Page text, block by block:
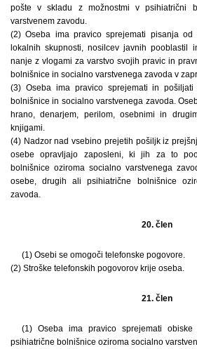
pošte v skladu z možnostmi v psihiatrični
varstvenem zavodu.
(2) Oseba ima pravico sprejemati pisanja od
lokalnih skupnosti, nosilcev javnih pooblastil
nanje z vlogami za varstvo svojih pravic in
bolnišnice in socialno varstvenega zavoda v
(3) Oseba ima pravico sprejemati in pošiljati
bolnišnice in socialno varstvenega zavoda.
hrano, denarjem, perilom, osebnimi in
knjigami.
(4) Nadzor nad vsebino prejetih pošiljk iz
osebe opravljajo zaposleni, ki jih za to
bolnišnice oziroma socialno varstvenega
osebe, drugih ali psihiatrične bolnišnice
zavoda.
20. člen
(1) Osebi se omogoči telefonske pogovore.
(2) Stroške telefonskih pogovorov krije oseba.
21. člen
(1) Oseba ima pravico sprejemati
psihiatrične bolnišnice oziroma socialno